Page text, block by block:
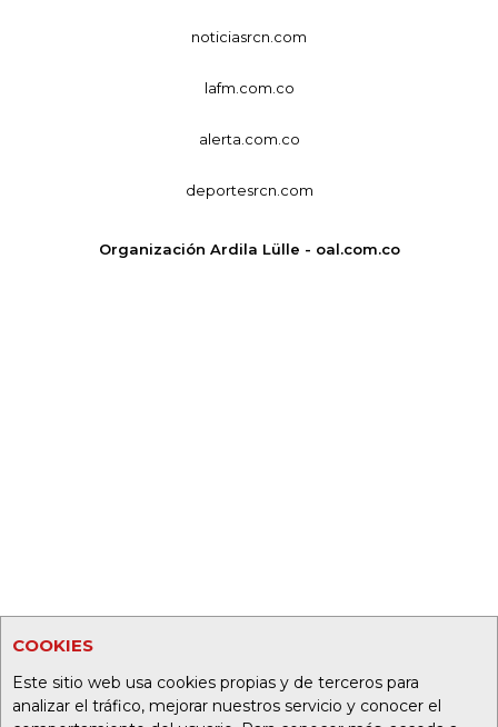
COOKIES
Este sitio web usa cookies propias y de terceros para
analizar el tráfico, mejorar nuestros servicio y conocer el
noticiasrcn.com
lafm.com.co
alerta.com.co
deportesrcn.com
Organización Ardila Lülle - oal.com.co